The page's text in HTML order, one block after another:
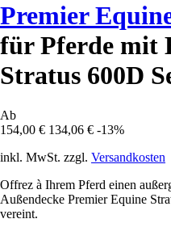
Premier
für Pferde mit
Stratus 600D
Ab
154,00 € 134,06 € -13%
inkl. MwSt. zzgl. Versandkosten
Offrez à Ihrem Pferd einen
Außendecke Premier Equine
vereint.